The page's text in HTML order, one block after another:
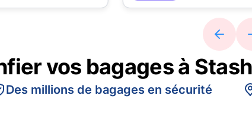
vos bagages à
Des millions de bagages en sécurité